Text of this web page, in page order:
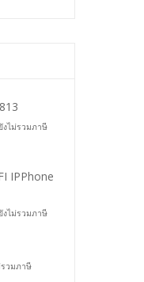
งไม่รวมภาษี
IPPhone
งไม่รวมภาษี
วมภาษี